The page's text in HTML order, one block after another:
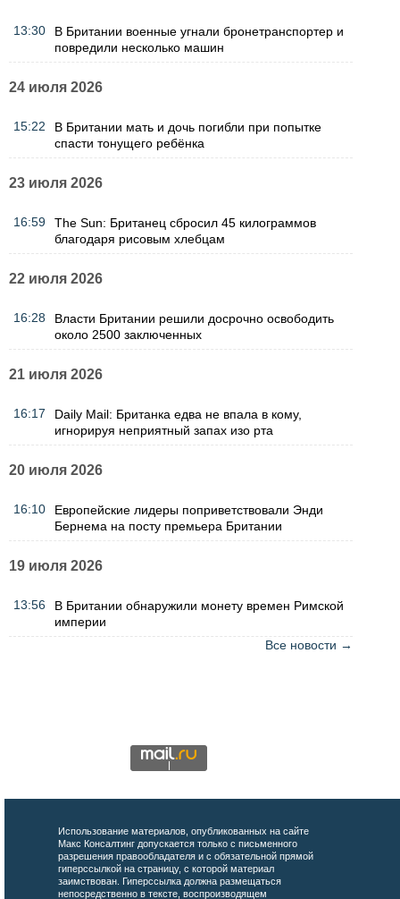
13:30
В Британии военные угнали бронетранспортер и
повредили несколько машин
24 июля 2026
15:22
В Британии мать и дочь погибли при попытке
спасти тонущего ребёнка
23 июля 2026
16:59
The Sun: Британец сбросил 45 килограммов
благодаря рисовым хлебцам
22 июля 2026
16:28
Власти Британии решили досрочно освободить
около 2500 заключенных
21 июля 2026
16:17
Daily Mail: Британка едва не впала в кому,
игнорируя неприятный запах изо рта
20 июля 2026
16:10
Европейские лидеры поприветствовали Энди
Бернема на посту премьера Британии
19 июля 2026
13:56
В Британии обнаружили монету времен Римской
империи
Все новости →
Использование материалов, опубликованных на сайте
Макс Консалтинг допускается только с письменного
разрешения правообладателя и с обязательной прямой
гиперссылкой на страницу, с которой материал
заимствован. Гиперссылка должна размещаться
непосредственно в тексте, воспроизводящем